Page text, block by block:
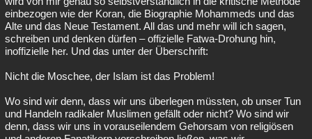
einbezogen wie der Koran, die Biographie Mohammeds und das
Alte und das Neue Testament. All das und mehr will ich sagen,
schreiben und denken dürfen – offizielle Fatwa-Drohung hin,
inoffizielle her. Und das unter der Überschrift:
Nicht die Moschee, der Islam ist das Problem!
Wo sind wir denn, dass wir uns überlegen müssten, ob unser Tun
und Handeln radikaler Muslimen gefällt oder nicht? Wo sind wir
denn, dass wir uns in vorauseilendem Gehorsam von religiösen